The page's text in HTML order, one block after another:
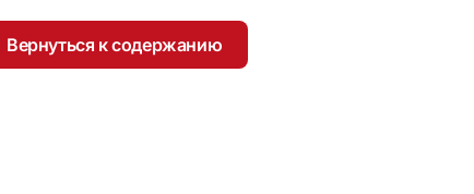
Вернуться к содержанию